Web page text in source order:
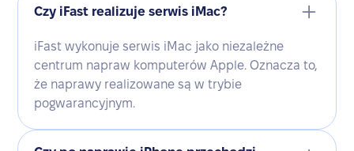
Czy iFast realizuje serwis iMac?
iFast wykonuje serwis iMac jako niezależne
centrum napraw komputerów Apple. Oznacza to,
że naprawy realizowane są w trybie
pogwarancyjnym.